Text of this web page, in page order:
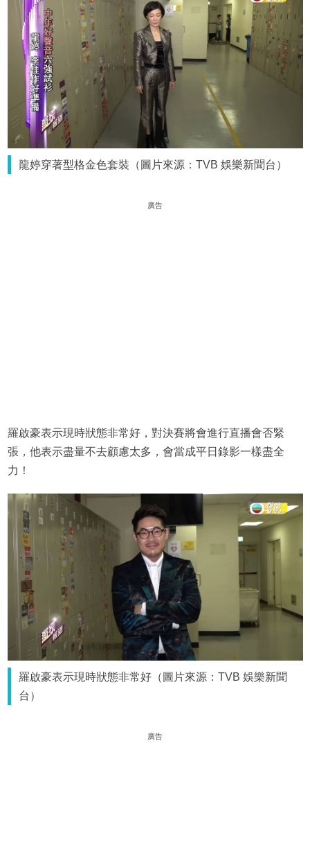
龍婷穿著型格金色套裝（圖片來源：TVB 娛樂新聞台）
廣告
羅啟豪表示現時狀態非常好，對決賽將會進行直播會否緊
張，他表示盡量不去顧慮太多，會當成平日錄影一樣盡全
力！
羅啟豪表示現時狀態非常好（圖片來源：TVB 娛樂新聞
台）
廣告